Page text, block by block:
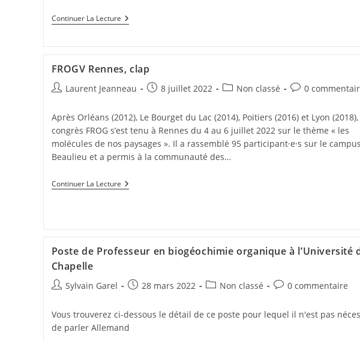
Continuer La Lecture
FROGV Rennes, clap
Laurent Jeanneau 8 juillet 2022 Non classé 0
Après Orléans (2012), Le Bourget du Lac (2014), Poitiers (2016) et Lyon (2018),
congrès FROG s’est tenu à Rennes du 4 au 6 juillet 2022 sur le thème « les
molécules de nos paysages ». Il a rassemblé 95 participant·e·s sur le
Beaulieu et a permis à la communauté des…
Continuer La Lecture
Poste de Professeur en biogéochimie organique à l’Université
Chapelle
Sylvain Garel 28 mars 2022 Non classé 0 commentaire
Vous trouverez ci-dessous le détail de ce poste pour lequel il n'est pas
de parler Allemand